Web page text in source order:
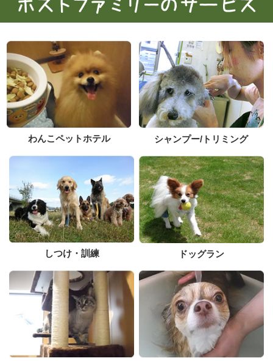
わんこペットホテル シャンプー/トリミング
しつけ・訓練 ドッグラン